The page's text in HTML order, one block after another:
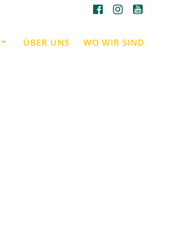
ÜBER UNS WO WIR SIND